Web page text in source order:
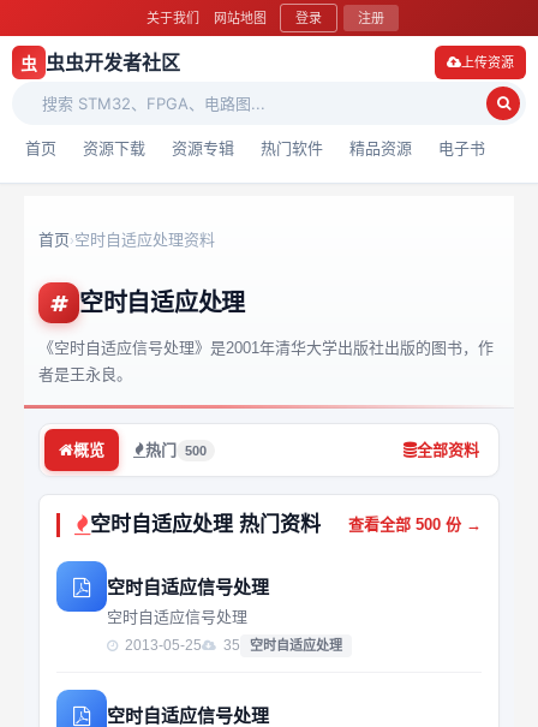
关于我们 网站地图 登录 注册
虫 虫虫开发者社区
首页 资源下载 资源专辑 热门软件 精品资源 电子书
上传资源
首页›空时自适应处理资料
空时自适应处理
《空时自适应信号处理》是2001年清华大学出版社出版的图书，作
者是王永良。
概览 热门 500 全部资料
空时自适应处理 热门资料 查看全部 500 份 →
空时自适应信号处理
空时自适应信号处理
2013-05-25 35 空时自适应处理
空时自适应信号处理